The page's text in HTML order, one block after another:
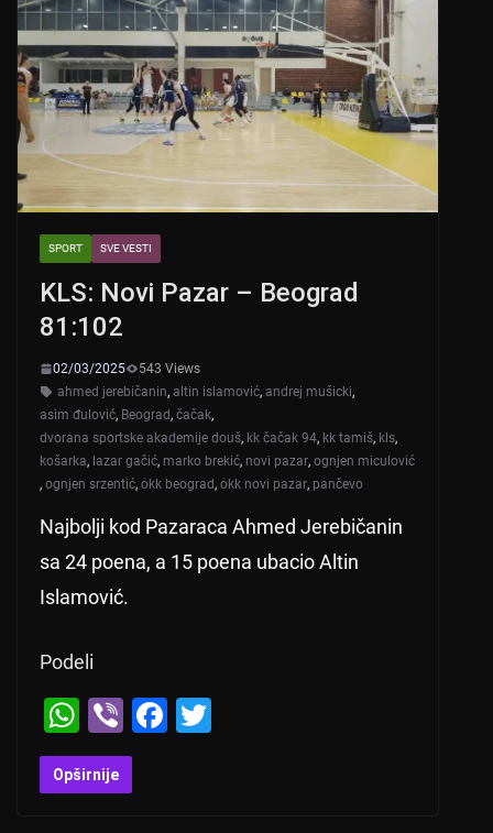
SPORT SVE VESTI
KLS: Novi Pazar – Beograd
81:102
02/03/2025
543 Views
ahmed jerebičanin, altin islamović, andrej mušicki,
asim đulović, Beograd, čačak,
dvorana sportske akademije douš, kk čačak 94, kk tamiš, kls,
košarka, lazar gačić, marko brekić, novi pazar, ognjen miculović
, ognjen srzentić, okk beograd, okk novi pazar, pančevo
Najbolji kod Pazaraca Ahmed Jerebičanin
sa 24 poena, a 15 poena ubacio Altin
Islamović.
Podeli
W
h
at
Vi
b
er
F
Opširnije